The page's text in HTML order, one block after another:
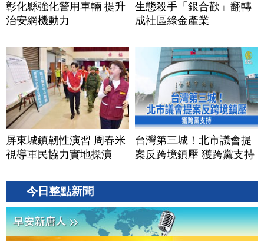
彰化縣強化警用車輛 提升
治安網機動力
生態殺手「銀合歡」翻轉
成社區綠金產業
屏東城鎮韌性演習 周春米
視導軍民協力實地操演
台灣第三城！北市議會提
案反跨境鎮壓 獲跨黨支持
今日整點新聞